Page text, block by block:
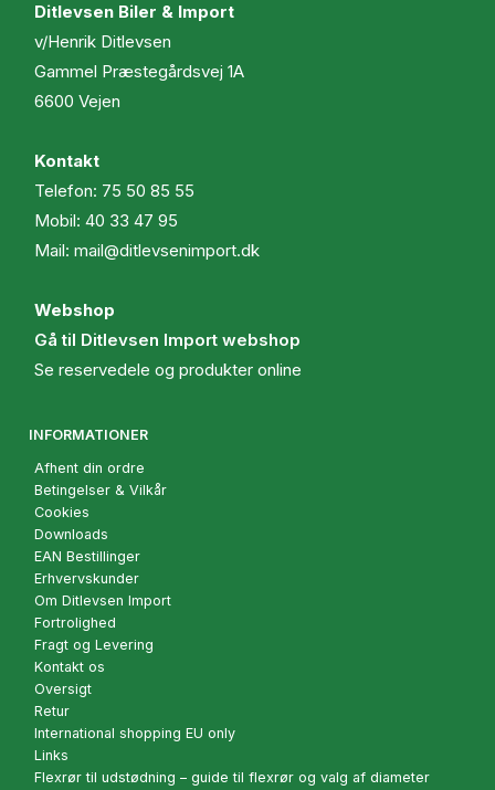
Ditlevsen Biler & Import
v/Henrik Ditlevsen
Gammel Præstegårdsvej 1A
6600 Vejen
Kontakt
Telefon: 75 50 85 55
Mobil: 40 33 47 95
Mail: mail@ditlevsenimport.dk
Webshop
Gå til Ditlevsen Import webshop
Se reservedele og produkter online
INFORMATIONER
Afhent din ordre
Betingelser & Vilkår
Cookies
Downloads
EAN Bestillinger
Erhvervskunder
Om Ditlevsen Import
Fortrolighed
Fragt og Levering
Kontakt os
Oversigt
Retur
International shopping EU only
Links
Flexrør til udstødning – guide til flexrør og valg af diameter